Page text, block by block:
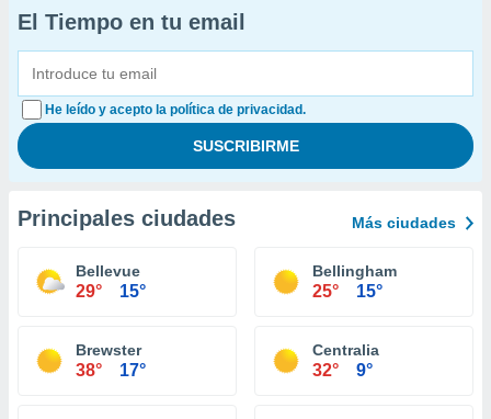
El Tiempo en tu email
He leído y acepto la política de privacidad.
Principales ciudades Más ciudades
Bellevue
29° 15°
Bellingham
25° 15°
Brewster
38° 17°
Centralia
32° 9°